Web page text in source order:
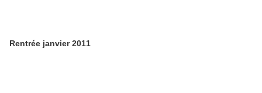
Rentrée janvier 2011